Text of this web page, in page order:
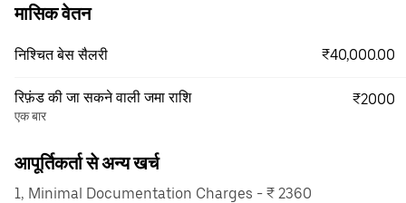
मासिक वेतन
निश्चित बेस सैलरी ₹40,000.00
रिफ़ंड की जा सकने वाली जमा राशि
एक बार
₹2000
आपूर्तिकर्ता से अन्य खर्च
1, Minimal Documentation Charges - ₹ 2360